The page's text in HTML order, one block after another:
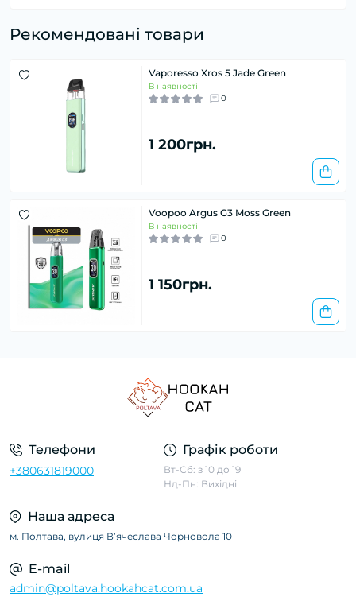
Рекомендовані товари
Vaporesso Xros 5 Jade Green
В наявності
0
1 200грн.
Voopoo Argus G3 Moss Green
В наявності
0
1 150грн.
Телефони
+380631819000
Графік роботи
Вт-Сб: з 10 до 19
Нд-Пн: Вихідні
Наша адреса
м. Полтава, вулиця Вʼячеслава Чорновола 10
E-mail
admin@poltava.hookahcat.com.ua